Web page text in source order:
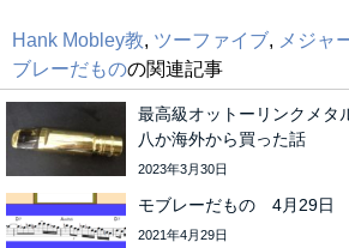
Hank Mobley教 ツーファイブ メジャ
ブレーだものの関連記事
最高級オットーリンクメタ
八か海外から買った話
2023年3月30日
モブレーだもの 4月29日
2021年4月29日